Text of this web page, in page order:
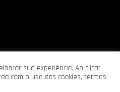
sua experiência. Ao clicar
com o uso dos cookies, termos